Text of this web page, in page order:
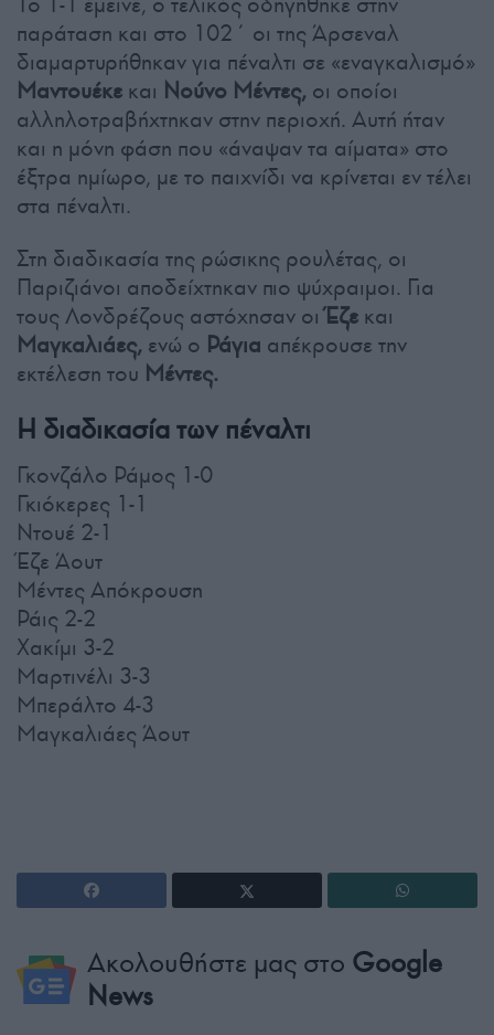
παράταση και στο 102΄ οι της Άρσεναλ
διαμαρτυρήθηκαν για πέναλτι σε «εναγκαλισμό»
Μαντουέκε και Νούνο Μέντες, οι οποίοι
αλληλοτραβήχτηκαν στην περιοχή. Αυτή ήταν
και η μόνη φάση που «άναψαν τα αίματα» στο
έξτρα ημίωρο, με το παιχνίδι να κρίνεται εν τέλει
στα πέναλτι.
Στη διαδικασία της ρώσικης ρουλέτας, οι
Παριζιάνοι αποδείχτηκαν πιο ψύχραιμοι. Για
τους Λονδρέζους αστόχησαν οιΈζε και
Μαγκαλιάες, ενώ ο Ράγια απέκρουσε την
εκτέλεση του Μέντες.
Η διαδικασία των πέναλτι
Γκονζάλο Ράμος 1-0
Γκιόκερες 1-1
Ντουέ 2-1
Έζε Άουτ
Μέντες Απόκρουση
Ράις 2-2
Χακίμι 3-2
Μαρτινέλι 3-3
Μπεράλτο 4-3
Μαγκαλιάες Άουτ
Ακολουθήστε μας στο Google
News